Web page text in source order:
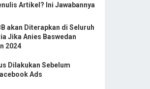
Artikel? Ini Jawabannya
akan Diterapkan di Seluruh
Jika Anies Baswedan
2024
Dilakukan Sebelum
Ads